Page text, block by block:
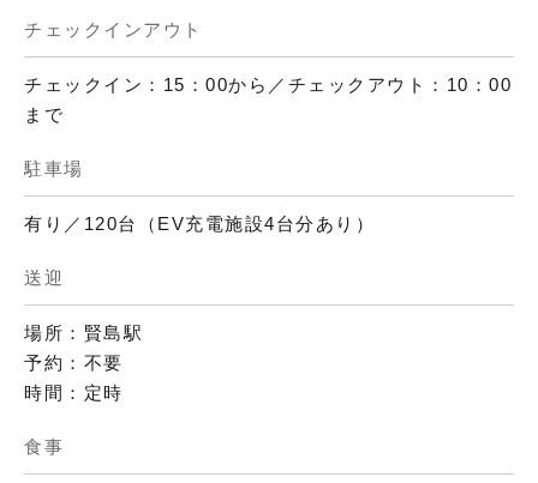
チェックインアウト
チェックイン：15：00から／チェックアウト：10：00
まで
駐車場
有り／120台（EV充電施設4台分あり）
送迎
場所：賢島駅
予約：不要
時間：定時
食事